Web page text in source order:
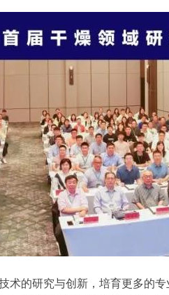
术的研究与创新，培育更多的